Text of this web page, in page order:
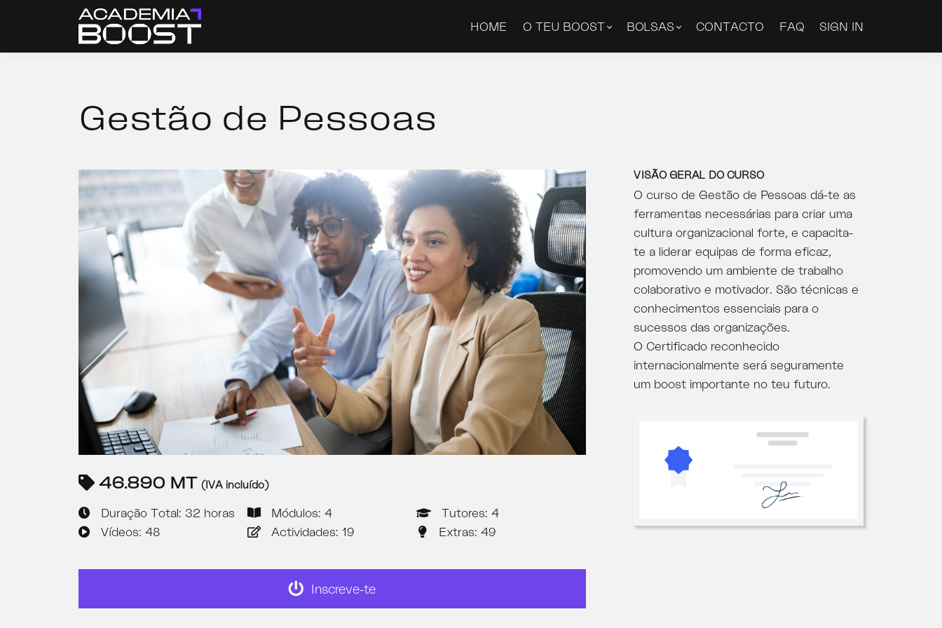
HOME O TEU BOOST BOLSAS CONTACTO FAQ SIGN IN
Gestão de Pessoas
46.890 MT (IVA incluído)
Duração Total: 32 horas Módulos: 4
Tutores: 4
Vídeos: 48
Actividades: 19 Extras: 49
Inscreve-te
VISÃO GERAL DO CURSO
O curso de Gestão de Pessoas dá-te as
ferramentas necessárias para criar uma
cultura organizacional forte, e capacita-
te a liderar equipas de forma eficaz,
promovendo um ambiente de trabalho
colaborativo e motivador. São técnicas e
conhecimentos essenciais para o
sucessos das organizações.
O Certificado reconhecido
internacionalmente será seguramente
um boost importante no teu futuro.